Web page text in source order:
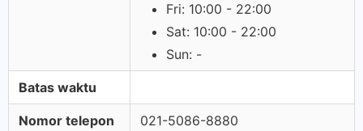
Fri: 10:00 - 22:00
Sat: 10:00 - 22:00
Sun: -
Batas waktu
Nomor telepon 021-5086-8880